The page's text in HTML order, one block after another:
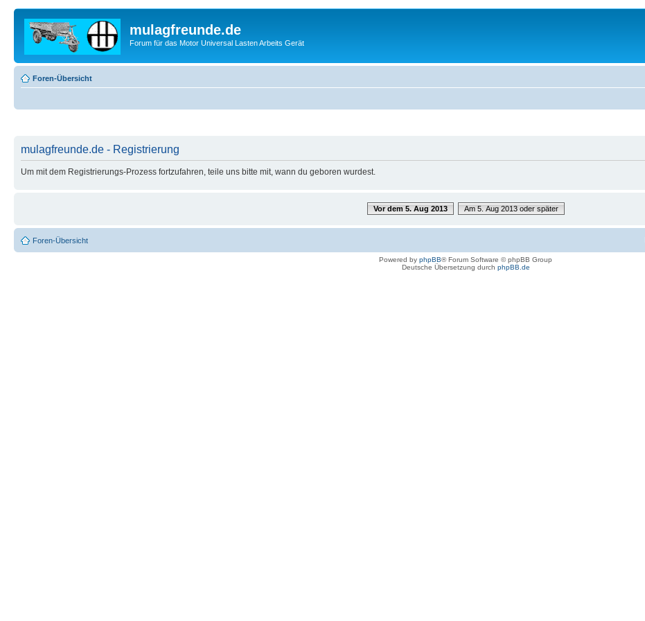
mulagfreunde.de
Forum für das Motor Universal Lasten Arbeits Gerät
Foren-Übersicht
mulagfreunde.de - Registrierung
Um mit dem Registrierungs-Prozess fortzufahren, teile uns bitte mit, wann du geboren wurdest.
Vor dem 5. Aug 2013 Am 5. Aug 2013 oder später
Foren-Übersicht
Powered by phpBB® Forum Software © phpBB Group
Deutsche Übersetzung durch phpBB.de